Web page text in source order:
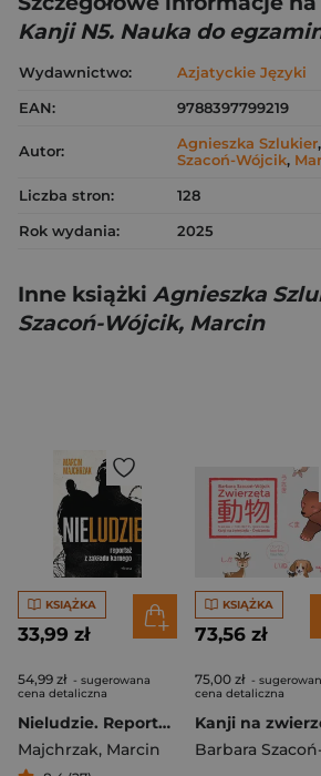
Kanji N5. Nauka do
Wydawnictwo:
Azjatyckie Języki
EAN:
9788397799219
Autor: Agnieszka Szlukier,
Szacoń-Wójcik,
Liczba stron:
128
Rok wydania:
2025
Inne książki Agnieszka
Szacoń-Wójcik, Marcin
KSIĄŻKA
33,99 zł
54,99 zł - sugerowana
cena detaliczna
Nieludzie. Reportaż z zakładu karnego
Majchrzak, Marcin
KSIĄŻKA
73,56 zł
75,00 zł -
cena detaliczna
Kanji na